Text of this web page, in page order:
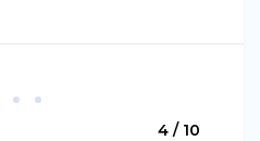
4 / 10